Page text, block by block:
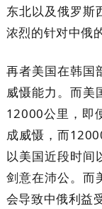
东北以及俄罗斯
浓烈的针对中俄
再者美国在韩国
威慑能力。而美
12000公里，即
成威慑，而
以美国近段时间
剑意在沛公。而
会导致中俄利益